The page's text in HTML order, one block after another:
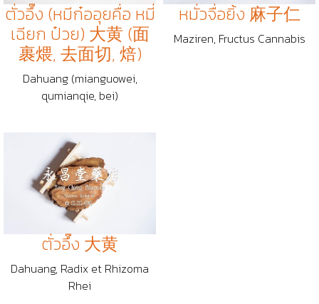
ตั่วอึ๊ง (หมีก๋ออุยคื่อ หมี่
เฉียก ป๋วย) 大黄 (面
裹煨, 去面切, 焙)
Dahuang (mianguowei,
qumianqie, bei)
หมั่วจื่อยิ้ง 麻子仁
Maziren, Fructus Cannabis
ตั่วอึ๊ง 大黄
Dahuang, Radix et Rhizoma
Rhei